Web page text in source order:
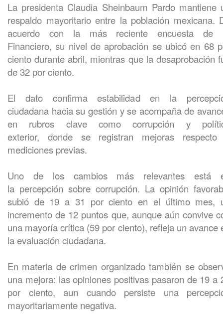
La presidenta Claudia Sheinbaum Pardo mantiene
respaldo mayoritario entre la población mexicana.
acuerdo con la más reciente encuesta de
Financiero, su nivel de aprobación se ubicó en 68
ciento durante abril, mientras que la desaprobación
de 32 por ciento.
El dato confirma estabilidad en la
ciudadana hacia su gestión y se acompaña de
en rubros clave como corrupción y
exterior, donde se registran mejoras
mediciones previas.
Uno de los cambios más relevantes está
la percepción sobre corrupción. La opinión
subió de 19 a 31 por ciento en el último mes,
incremento de 12 puntos que, aunque aún convive
una mayoría crítica (59 por ciento), refleja un avance
la evaluación ciudadana.
En materia de crimen organizado también se
una mejora: las opiniones positivas pasaron de 19 a
por ciento, aun cuando persiste una
mayoritariamente negativa.